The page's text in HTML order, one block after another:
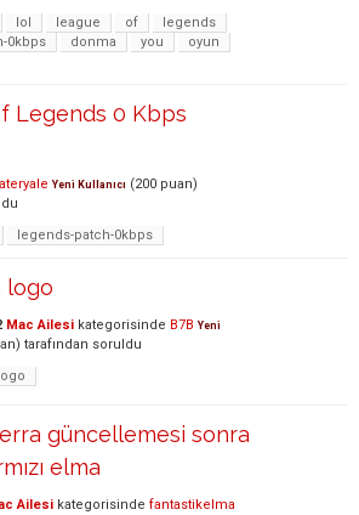
lol league of
legends
0kbps
donma you
oyun
Legends 0 Kbps
Yeni Kullanıcı (200 puan)
legends-patch-0kbps
logo
Mac Ailesi kategorisinde B7B Yeni
tarafından soruldu
güncellemesi sonra
elma
Ailesi kategorisinde fantastikelma